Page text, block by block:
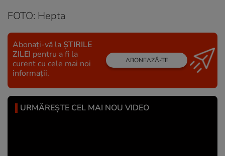
FOTO: Hepta
Abonați-vă la ȘTIRILE
ZILEI pentru a fi la
curent cu cele mai noi
informații.
ABONEAZĂ-TE
URMĂREȘTE CEL MAI NOU VIDEO